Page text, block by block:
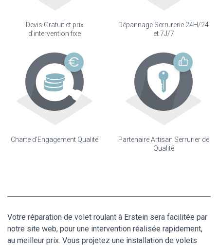
Devis Gratuit et prix
d'intervention fixe
Dépannage Serrurerie 24H/24
et 7J/7
Charte d'Engagement Qualité
Partenaire Artisan Serrurier de
Qualité
Votre réparation de volet roulant à Erstein sera facilitée par
notre site web, pour une intervention réalisée rapidement,
au meilleur prix. Vous projetez une installation de volets